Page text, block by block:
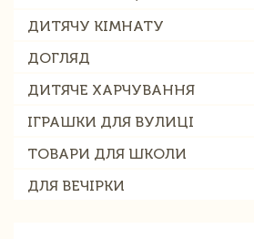
ДИТЯЧУ КІМНАТУ
ДОГЛЯД
ДИТЯЧЕ ХАРЧУВАННЯ
ІГРАШКИ ДЛЯ ВУЛИЦІ
ТОВАРИ ДЛЯ ШКОЛИ
ДЛЯ ВЕЧІРКИ